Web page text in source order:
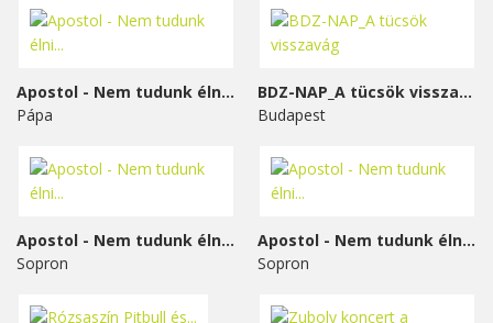
Apostol - Nem tudunk élni...
Pápa
BDZ-NAP_A tücsök visszavág
Budapest
Apostol - Nem tudunk élni...
Sopron
Apostol - Nem tudunk élni...
Sopron